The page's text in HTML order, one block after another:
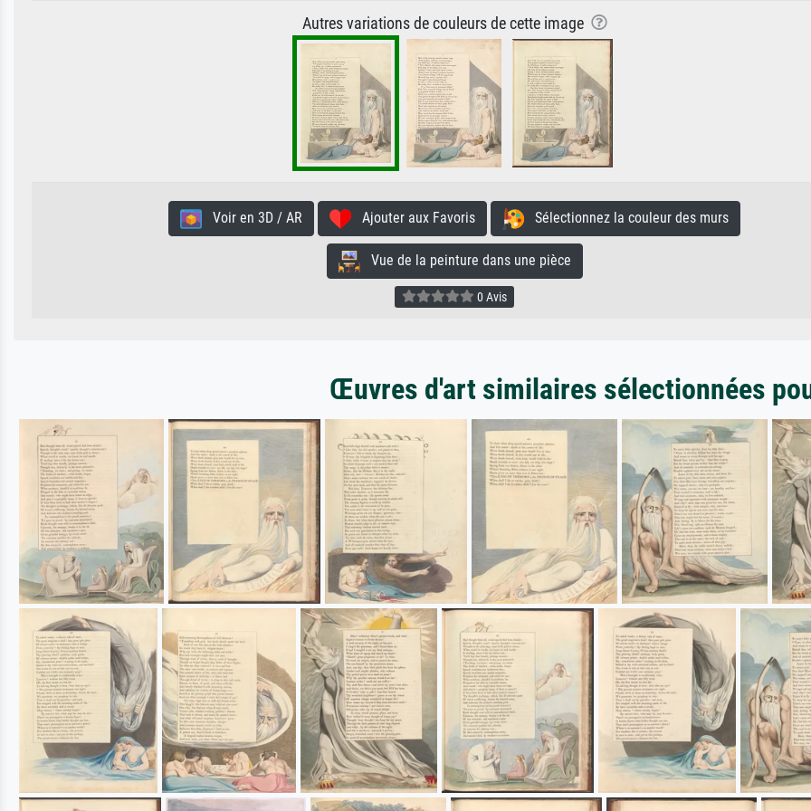
Autres variations de couleurs de cette image
Voir en 3D / AR Ajouter aux Favoris Sélectionnez la couleur des murs
Vue de la peinture dans une pièce
0 Avis
Œuvres d'art similaires sélectionnées